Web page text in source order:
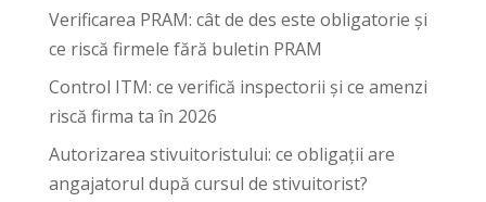
Verificarea PRAM: cât de des este obligatorie și
ce riscă firmele fără buletin PRAM
Control ITM: ce verifică inspectorii și ce amenzi
riscă firma ta în 2026
Autorizarea stivuitoristului: ce obligații are
angajatorul după cursul de stivuitorist?